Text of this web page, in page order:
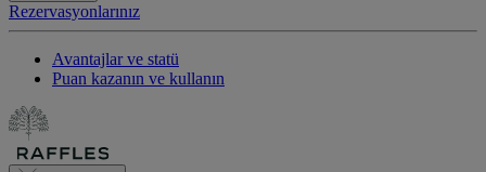
Rezervasyonlarınız
Avantajlar ve statü
Puan kazanın ve kullanın